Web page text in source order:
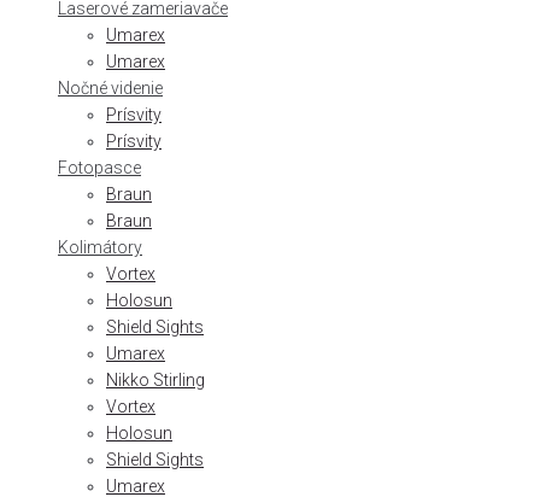
Laserové zameriavače
Umarex
Umarex
Nočné videnie
Prísvity
Prísvity
Fotopasce
Braun
Braun
Kolimátory
Vortex
Holosun
Shield Sights
Umarex
Nikko Stirling
Vortex
Holosun
Shield Sights
Umarex